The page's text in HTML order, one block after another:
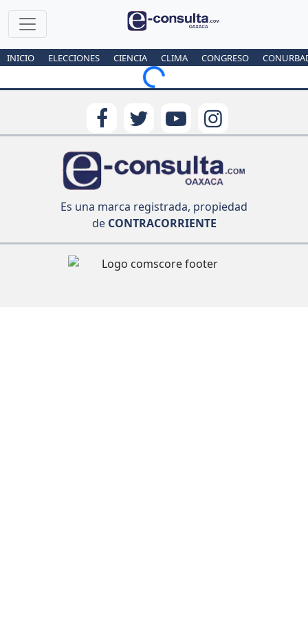
INICIO ELECCIONES CIENCIA CLIMA CONGRESO
Loading...
Es una marca registrada, propiedad
deCONTRACORRIENTE